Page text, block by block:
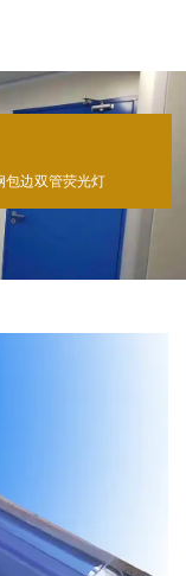
包边双管荧光灯